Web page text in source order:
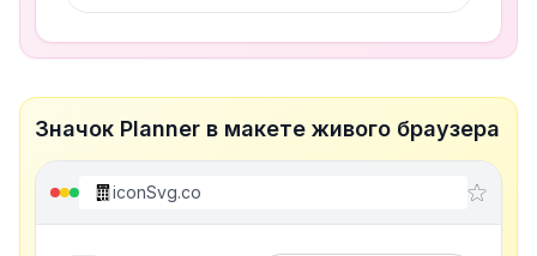
Значок Planner в макете живого браузера
iconSvg.co